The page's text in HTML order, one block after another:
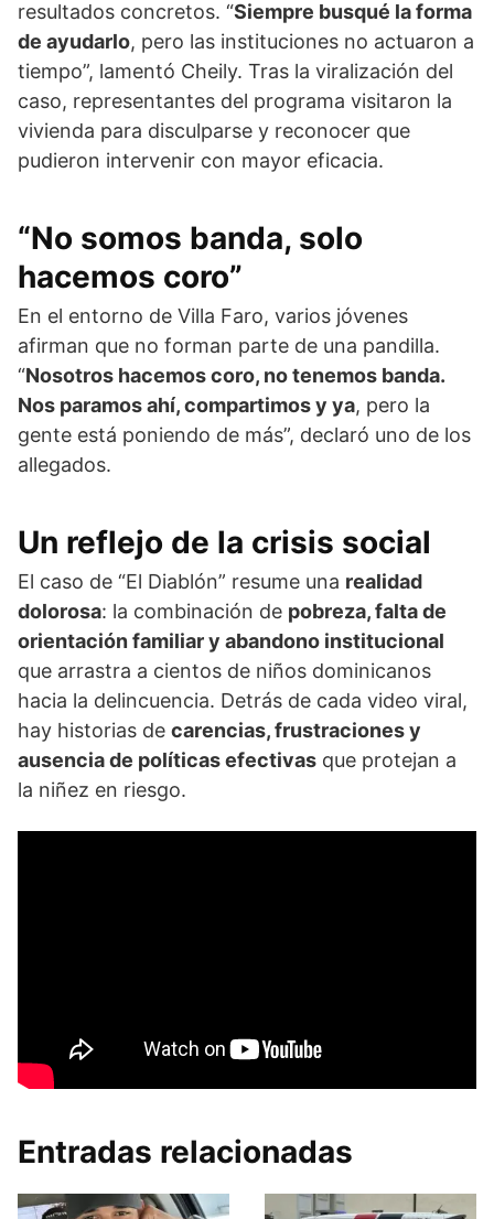
resultados concretos. “Siempre busqué la forma
de ayudarlo, pero las instituciones no actuaron a
tiempo”, lamentó Cheily. Tras la viralización del
caso, representantes del programa visitaron la
vivienda para disculparse y reconocer que
pudieron intervenir con mayor eficacia.
“No somos banda, solo
hacemos coro”
En el entorno de Villa Faro, varios jóvenes
afirman que no forman parte de una pandilla.
“Nosotros hacemos coro, no tenemos banda.
Nos paramos ahí, compartimos y ya, pero la
gente está poniendo de más”, declaró uno de los
allegados.
Un reflejo de la crisis social
El caso de “El Diablón” resume una realidad
dolorosa: la combinación de pobreza, falta de
orientación familiar y abandono institucional
que arrastra a cientos de niños dominicanos
hacia la delincuencia. Detrás de cada video viral,
hay historias de carencias, frustraciones y
ausencia de políticas efectivas que protejan a
la niñez en riesgo.
Entradas relacionadas